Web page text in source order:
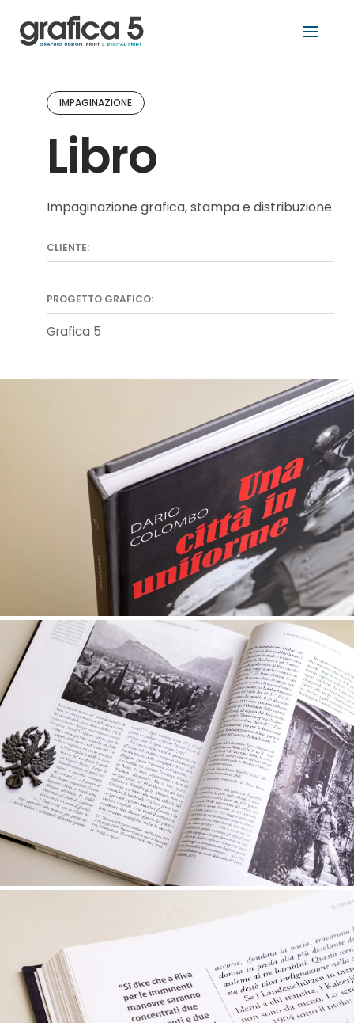
content
IMPAGINAZIONE
Libro
Impaginazione grafica, stampa e distribuzione.
CLIENTE:
PROGETTO GRAFICO:
Grafica 5